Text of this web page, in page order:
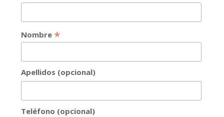
Nombre *
Apellidos (opcional)
Teléfono (opcional)